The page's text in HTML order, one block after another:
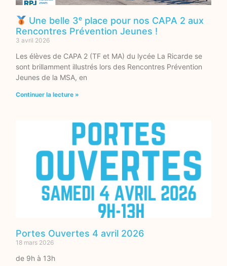
Une belle 3ᵉ place pour nos CAPA 2 aux
Rencontres Prévention Jeunes !
3 avril 2026
Les élèves de CAPA 2 (TF et MA) du lycée La Ricarde se
sont brillamment illustrés lors des Rencontres Prévention
Jeunes de la MSA, en
Continuer la lecture »
Portes Ouvertes 4 avril 2026
18 mars 2026
de 9h à 13h